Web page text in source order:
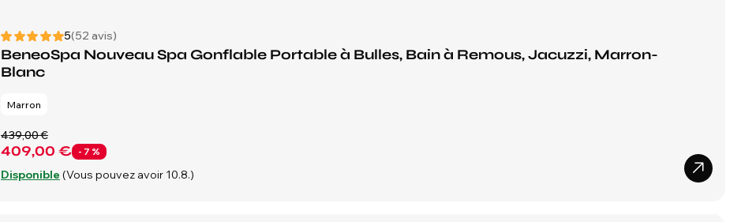
5(52 avis)
BeneoSpa Nouveau Spa Gonflable Portable à Bulles, Bain à Remous, Jacuzzi, Marron-
Blanc
Marron
409,00 € - 7 %
439,00 €
Disponible (Vous pouvez avoir 10.8.)